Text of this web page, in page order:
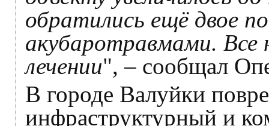
обратились ещё двое
акубаротравмами. Все
лечении", – сообщал
В городе Валуйки
инфраструктурный и